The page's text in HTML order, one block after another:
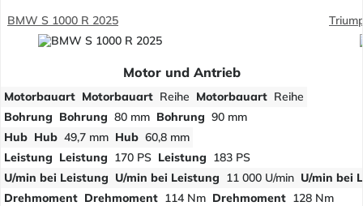
BMW S 1000 R 2025
Motor und Antrieb
Motorbauart Motorbauart Reihe Motorbauart Reihe
Bohrung Bohrung 80 mm Bohrung 90 mm
Hub Hub 49,7 mm Hub 60,8 mm
Leistung Leistung 170 PS Leistung 183 PS
U/min bei Leistung U/min bei Leistung 11 000 U/min U/min bei
Drehmoment Drehmoment 114 Nm Drehmoment 128 Nm